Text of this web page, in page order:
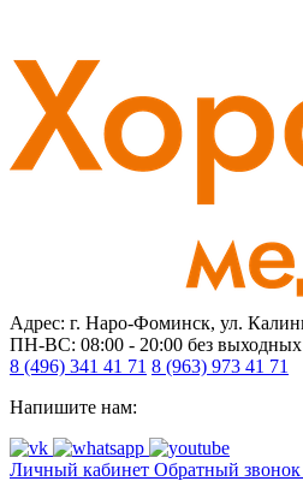
Адрес: г. Наро-Фоминск, ул.
ПН-ВС: 08:00 - 20:00 без выходных
8 (496) 341 41 71 8 (963) 973 41 71
Напишите нам:
Личный кабинет Обратный звонок